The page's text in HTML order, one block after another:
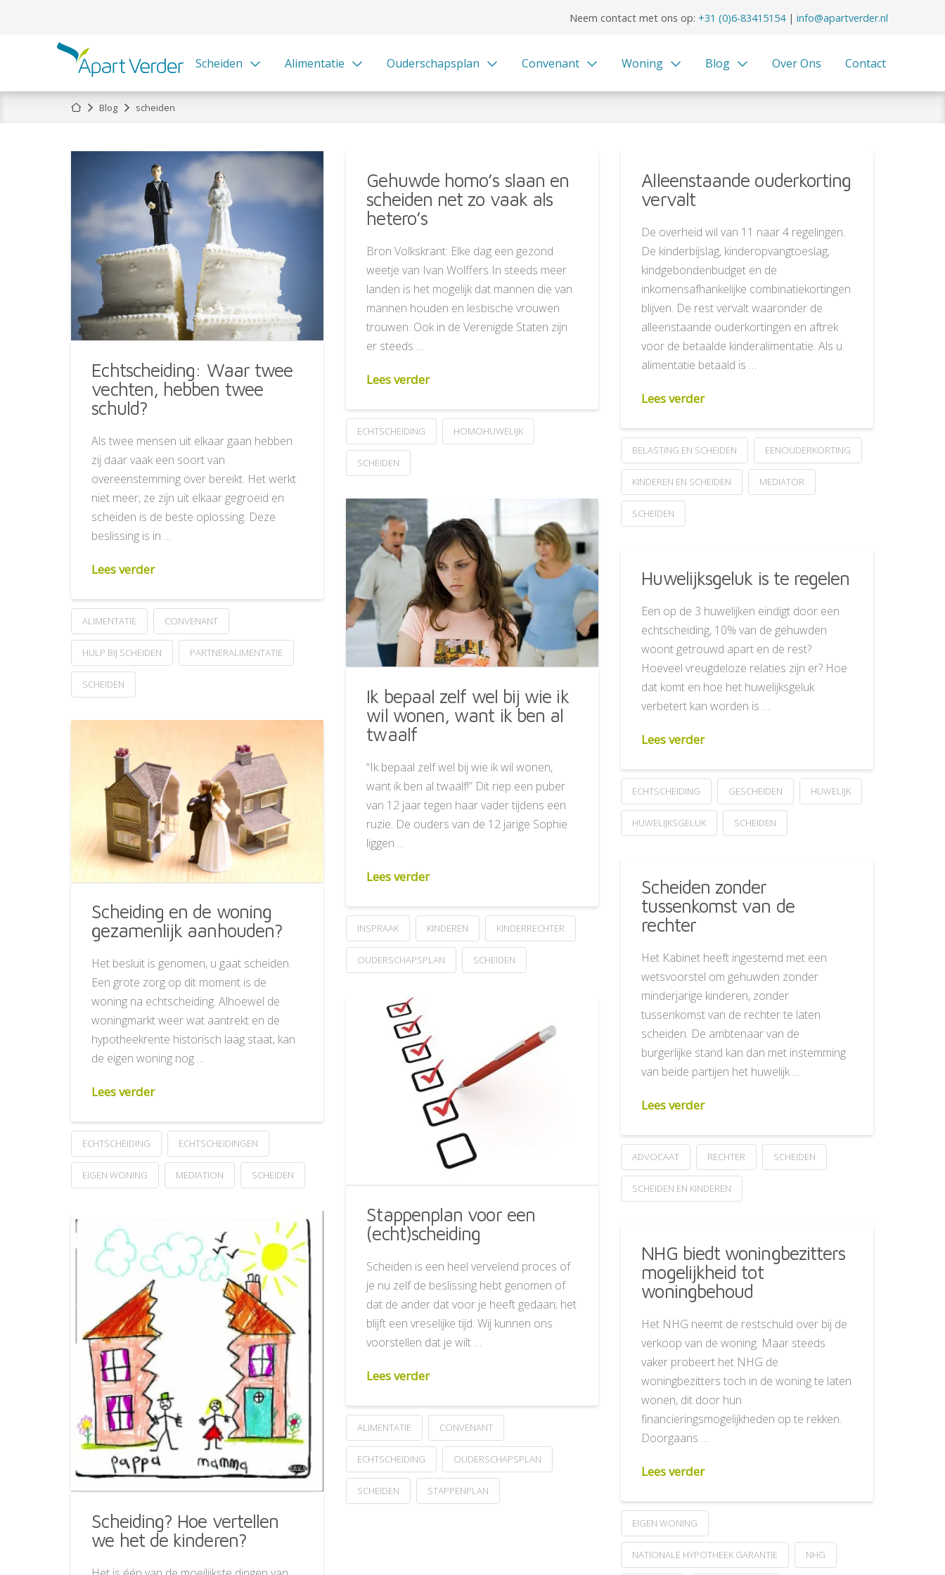
Neem contact met ons op: +31 (0)6-83415154|info@apartverder.nl
Scheiden Alimentatie Ouderschapsplan Convenant Woning Blog Over Ons Contact
HomeBlog scheiden
Echtscheiding: Waar twee
vechten, hebben twee
schuld?
Als twee mensen uit elkaar gaan hebben
zij daar vaak een soort van
overeenstemming over bereikt. Het werkt
niet meer, ze zijn uit elkaar gegroeid en
scheiden is de beste oplossing. Deze
beslissing is in …
Lees verder
ALIMENTATIE CONVENANT
HULP BIJ SCHEIDEN PARTNERALIMENTATIE
SCHEIDEN
Gehuwde homo’s slaan en
scheiden net zo vaak als
hetero’s
Bron Volkskrant: Elke dag een gezond
weetje van Ivan Wolffers In steeds meer
landen is het mogelijk dat mannen die van
mannen houden en lesbische vrouwen
trouwen. Ook in de Verenigde Staten zijn
er steeds …
Lees verder
ECHTSCHEIDING HOMOHUWELIJK
SCHEIDEN
Alleenstaande ouderkorting
vervalt
De overheid wil van 11 naar 4 regelingen.
De kinderbijslag, kinderopvangtoeslag,
kindgebondenbudget en de
inkomensafhankelijke combinatiekortingen
blijven. De rest vervalt waaronder de
alleenstaande ouderkortingen en aftrek
voor de betaalde kinderalimentatie. Als u
alimentatie betaald is …
Lees verder
BELASTING EN SCHEIDEN EENOUDERKORTING
KINDEREN EN SCHEIDEN MEDIATOR
SCHEIDEN
Ik bepaal zelf wel bij wie ik
wil wonen, want ik ben al
twaalf
“Ik bepaal zelf wel bij wie ik wil wonen,
want ik ben al twaalf!” Dit riep een puber
van 12 jaar tegen haar vader tijdens een
ruzie. De ouders van de 12 jarige Sophie
liggen …
Lees verder
INSPRAAK KINDEREN KINDERRECHTER
OUDERSCHAPSPLAN SCHEIDEN
Huwelijksgeluk is te regelen
Een op de 3 huwelijken eindigt door een
echtscheiding, 10% van de gehuwden
woont getrouwd apart en de rest?
Hoeveel vreugdeloze relaties zijn er? Hoe
dat komt en hoe het huwelijksgeluk
verbetert kan worden is …
Lees verder
ECHTSCHEIDING GESCHEIDEN HUWELIJK
HUWELIJKSGELUK SCHEIDEN
Scheiding en de woning
gezamenlijk aanhouden?
Het besluit is genomen, u gaat scheiden.
Een grote zorg op dit moment is de
woning na echtscheiding. Alhoewel de
woningmarkt weer wat aantrekt en de
hypotheekrente historisch laag staat, kan
de eigen woning nog …
Lees verder
ECHTSCHEIDING ECHTSCHEIDINGEN
EIGEN WONING MEDIATION SCHEIDEN
Scheiden zonder
tussenkomst van de
rechter
Het Kabinet heeft ingestemd met een
wetsvoorstel om gehuwden zonder
minderjarige kinderen, zonder
tussenkomst van de rechter te laten
scheiden. De ambtenaar van de
burgerlijke stand kan dan met instemming
van beide partijen het huwelijk …
Lees verder
ADVOCAAT RECHTER SCHEIDEN
SCHEIDEN EN KINDEREN
Stappenplan voor een
(echt)scheiding
Scheiden is een heel vervelend proces of
je nu zelf de beslissing hebt genomen of
dat de ander dat voor je heeft gedaan; het
blijft een vreselijke tijd. Wij kunnen ons
voorstellen dat je wilt …
Lees verder
ALIMENTATIE CONVENANT
ECHTSCHEIDING OUDERSCHAPSPLAN
SCHEIDEN STAPPENPLAN
Scheiding? Hoe vertellen
we het de kinderen?
NHG biedt woningbezitters
mogelijkheid tot
woningbehoud
Het NHG neemt de restschuld over bij de
verkoop van de woning. Maar steeds
vaker probeert het NHG de
woningbezitters toch in de woning te laten
wonen, dit door hun
financieringsmogelijkheden op te rekken.
Doorgaans …
Lees verder
EIGEN WONING
NATIONALE HYPOTHEEK GARANTIE NHG